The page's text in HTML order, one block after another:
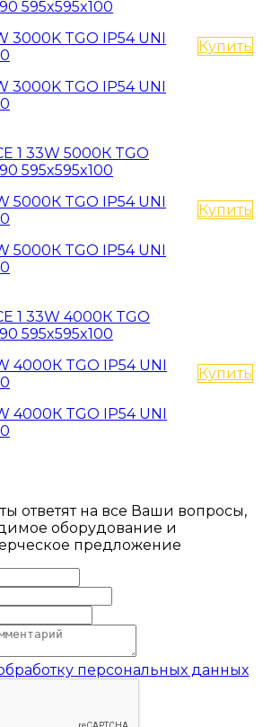
3000K TGO IP54 UNI
3000K TGO IP54 UNI
Купить
5000К TGO IP54 UNI
5000К TGO IP54 UNI
Купить
4000К TGO IP54 UNI
4000К TGO IP54 UNI
Купить
ответят на все Ваши вопросы,
оборудование и
предложение
персональных данных